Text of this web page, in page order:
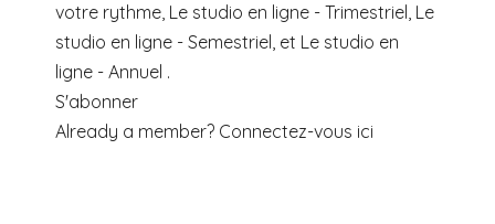
votre rythme, Le studio en ligne - Trimestriel, Le
studio en ligne - Semestriel, et Le studio en
ligne - Annuel .
S'abonner
Already a member? Connectez-vous ici